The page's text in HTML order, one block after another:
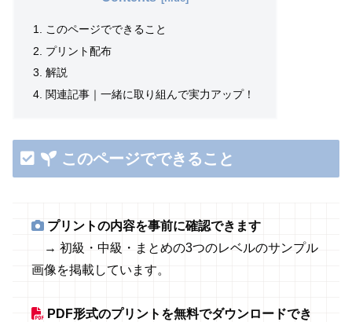
このページでできること
プリント配布
解説
関連記事｜一緒に取り組んで実力アップ！
このページでできること
プリントの内容を事前に確認できます
→ 初級・中級・まとめの3つのレベルのサンプル
画像を掲載しています。
PDF形式のプリントを無料でダウンロードでき